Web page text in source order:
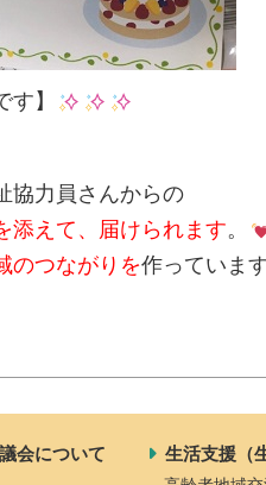
】
力員さんからの
添えて、届けられます。
のつながりを作っています
会について
生活支援（